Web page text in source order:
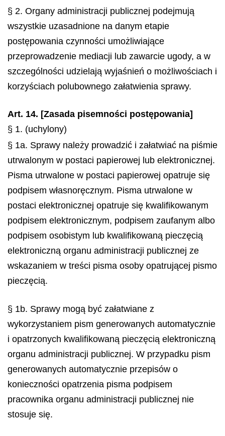
§ 2. Organy administracji publicznej podejmują
wszystkie uzasadnione na danym etapie
postępowania czynności umożliwiające
przeprowadzenie mediacji lub zawarcie ugody, a w
szczególności udzielają wyjaśnień o możliwościach i
korzyściach polubownego załatwienia sprawy.
Art. 14. [Zasada pisemności postępowania]
§ 1. (uchylony)
§ 1a. Sprawy należy prowadzić i załatwiać na piśmie
utrwalonym w postaci papierowej lub elektronicznej.
Pisma utrwalone w postaci papierowej opatruje się
podpisem własnoręcznym. Pisma utrwalone w
postaci elektronicznej opatruje się kwalifikowanym
podpisem elektronicznym, podpisem zaufanym albo
podpisem osobistym lub kwalifikowaną pieczęcią
elektroniczną organu administracji publicznej ze
wskazaniem w treści pisma osoby opatrującej pismo
pieczęcią.
§ 1b. Sprawy mogą być załatwiane z
wykorzystaniem pism generowanych automatycznie
i opatrzonych kwalifikowaną pieczęcią elektroniczną
organu administracji publicznej. W przypadku pism
generowanych automatycznie przepisów o
konieczności opatrzenia pisma podpisem
pracownika organu administracji publicznej nie
stosuje się.